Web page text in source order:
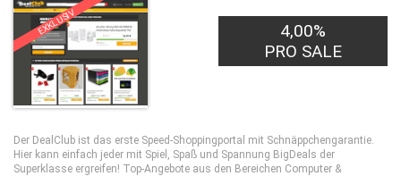
EXKLUSIV
4,00%
PRO SALE
Der DealClub ist das erste Speed-Shoppingportal mit Schnäppchengarantie.
Hier kann einfach jeder mit Spiel, Spaß und Spannung BigDeals der
Superklasse ergreifen! Top-Angebote aus den Bereichen Computer &